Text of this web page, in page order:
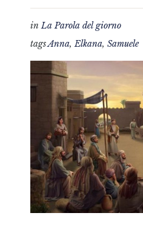
inLa Parola del giorno
tagsAnna,Elkana, Samuele